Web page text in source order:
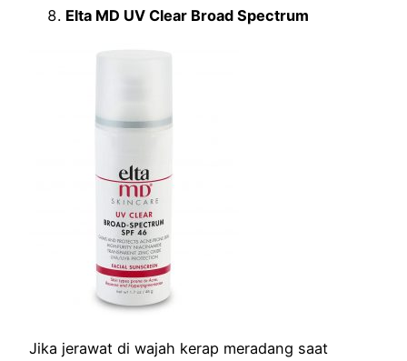
Elta MD UV Clear Broad Spectrum
Jika jerawat di wajah kerap meradang saat